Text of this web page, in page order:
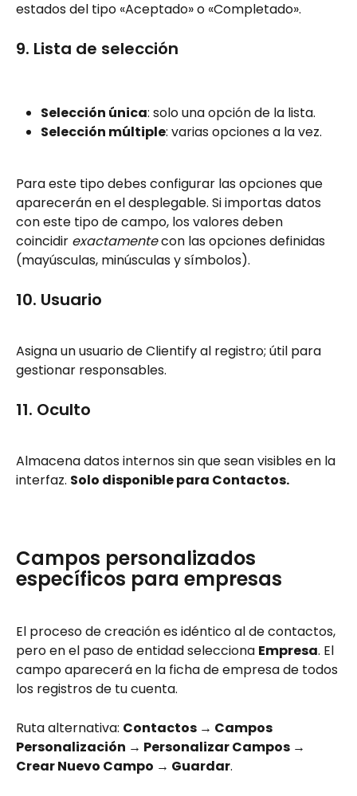
estados del tipo «Aceptado» o «Completado».
9. Lista de selección
Selección única: solo una opción de la lista.
Selección múltiple: varias opciones a la vez.
Para este tipo debes configurar las opciones que
aparecerán en el desplegable. Si importas datos
con este tipo de campo, los valores deben
coincidir exactamente con las opciones definidas
(mayúsculas, minúsculas y símbolos).
10. Usuario
Asigna un usuario de Clientify al registro; útil para
gestionar responsables.
11. Oculto
Almacena datos internos sin que sean visibles en la
interfaz. Solo disponible para Contactos.
Campos personalizados
específicos para empresas
El proceso de creación es idéntico al de contactos,
pero en el paso de entidad selecciona Empresa. El
campo aparecerá en la ficha de empresa de todos
los registros de tu cuenta.
Ruta alternativa: Contactos → Campos
Personalización → Personalizar Campos →
Crear Nuevo Campo → Guardar.